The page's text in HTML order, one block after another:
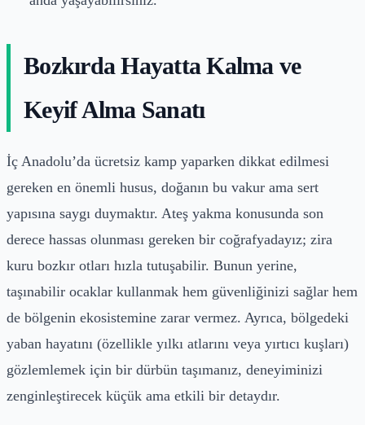
Bozkırda Hayatta Kalma ve
Keyif Alma Sanatı
İç Anadolu’da ücretsiz kamp yaparken dikkat edilmesi
gereken en önemli husus, doğanın bu vakur ama sert
yapısına saygı duymaktır. Ateş yakma konusunda son
derece hassas olunması gereken bir coğrafyadayız; zira
kuru bozkır otları hızla tutuşabilir. Bunun yerine,
taşınabilir ocaklar kullanmak hem güvenliğinizi sağlar hem
de bölgenin ekosistemine zarar vermez. Ayrıca, bölgedeki
yaban hayatını (özellikle yılkı atlarını veya yırtıcı kuşları)
gözlemlemek için bir dürbün taşımanız, deneyiminizi
zenginleştirecek küçük ama etkili bir detaydır.